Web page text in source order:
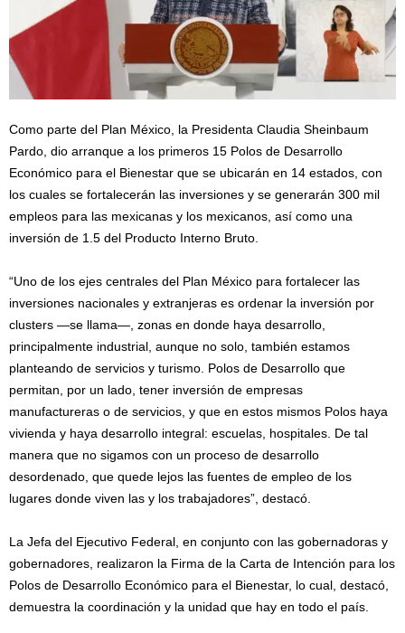
Como parte del Plan México, la Presidenta Claudia Sheinbaum
Pardo, dio arranque a los primeros 15 Polos de Desarrollo
Económico para el Bienestar que se ubicarán en 14 estados, con
los cuales se fortalecerán las inversiones y se generarán 300 mil
empleos para las mexicanas y los mexicanos, así como una
inversión de 1.5 del Producto Interno Bruto.
“Uno de los ejes centrales del Plan México para fortalecer las
inversiones nacionales y extranjeras es ordenar la inversión por
clusters —se llama—, zonas en donde haya desarrollo,
principalmente industrial, aunque no solo, también estamos
planteando de servicios y turismo. Polos de Desarrollo que
permitan, por un lado, tener inversión de empresas
manufactureras o de servicios, y que en estos mismos Polos haya
vivienda y haya desarrollo integral: escuelas, hospitales. De tal
manera que no sigamos con un proceso de desarrollo
desordenado, que quede lejos las fuentes de empleo de los
lugares donde viven las y los trabajadores”, destacó.
La Jefa del Ejecutivo Federal, en conjunto con las gobernadoras y
gobernadores, realizaron la Firma de la Carta de Intención para los
Polos de Desarrollo Económico para el Bienestar, lo cual, destacó,
demuestra la coordinación y la unidad que hay en todo el país.